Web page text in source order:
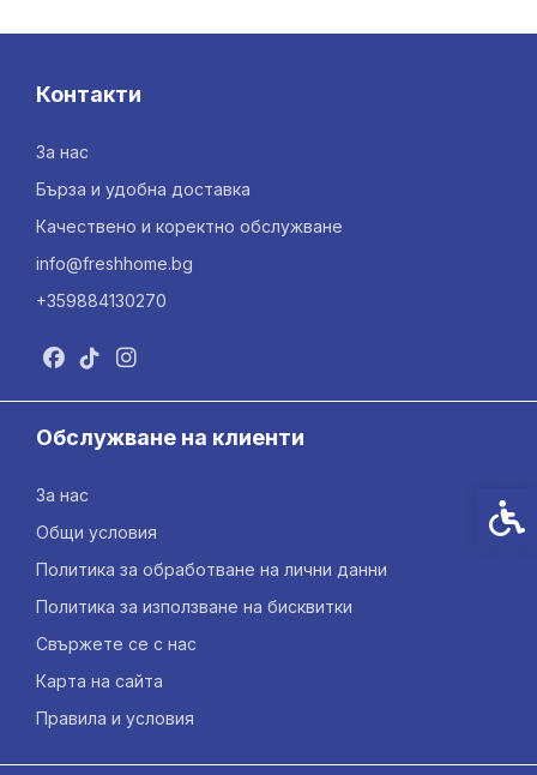
Контакти
За нас
Бърза и удобна доставка
Качествено и коректно обслужване
info@freshhome.bg
+359884130270
Обслужване на клиенти
За нас
Общи условия
Политика за обработване на лични данни
Политика за използване на бисквитки
Свържете се с нас
Карта на сайта
Правила и условия